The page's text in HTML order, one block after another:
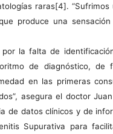
raras[4]. “Sufrimos
produce una
la falta de
de diagnóstico, de
en las primeras
asegura el doctor
de datos clínicos y de
Supurativa para